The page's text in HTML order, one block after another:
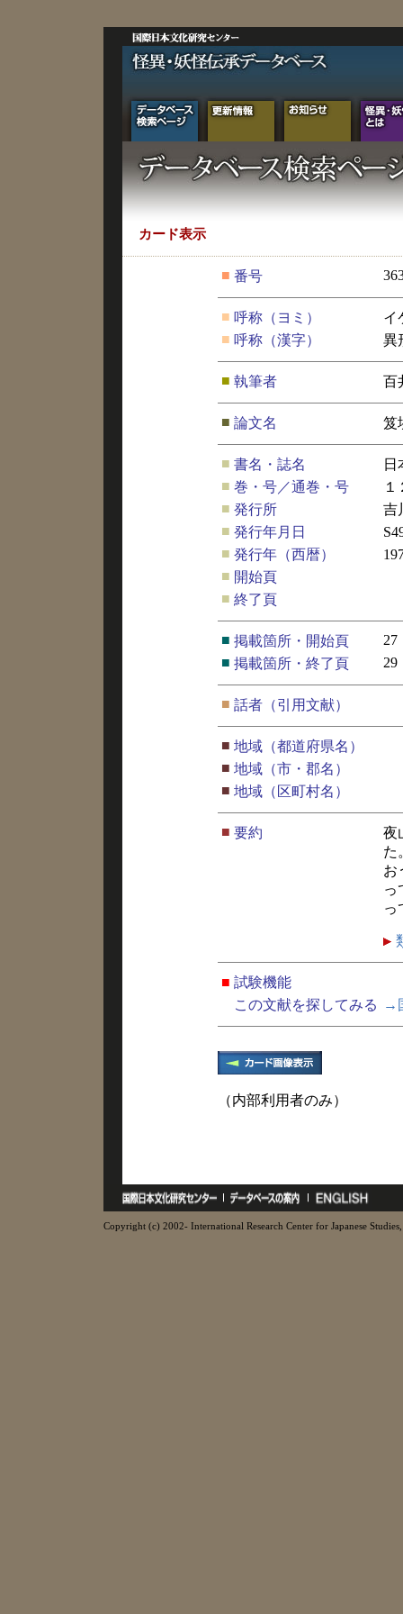
カード表示
■ 番号
■ 呼称（ヨミ）
イ
■ 呼称（漢字） 異
■ 執筆者 百
■ 論文名 笈
■ 書名・誌名
日
■ 巻・号／通巻・号
１
■ 発行所
吉
■ 発行年月日
■ 発行年（西暦）
■ 開始頁
■ 終了頁
■ 掲載箇所・開始頁
27
■ 掲載箇所・終了頁 29
■ 話者（引用文献）
■ 地域（都道府県名）
■ 地域（市・郡名）
■ 地域（区町村名）
■ 要約
夜
た
お
っ
っ
■ 試験機能
この文献を探してみる
→
（内部利用者のみ）
Copyright (c) 2002- International Research Center for Japanese